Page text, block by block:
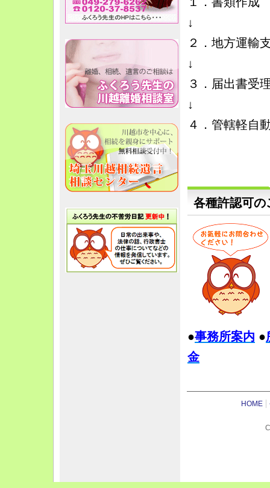
↓
２．地方運輸
↓
３．届出書受
↓
４．管轄軽自
各種許認可の
●事務所案内 ●
金
HOME